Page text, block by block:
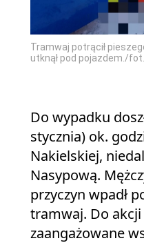
Tramwaj potrącił
utknął pod pojazdem./
Do wypadku
stycznia) ok.
Nakielskiej,
Nasypową.
przyczyn wpadł
tramwaj. Do
zaangażowane